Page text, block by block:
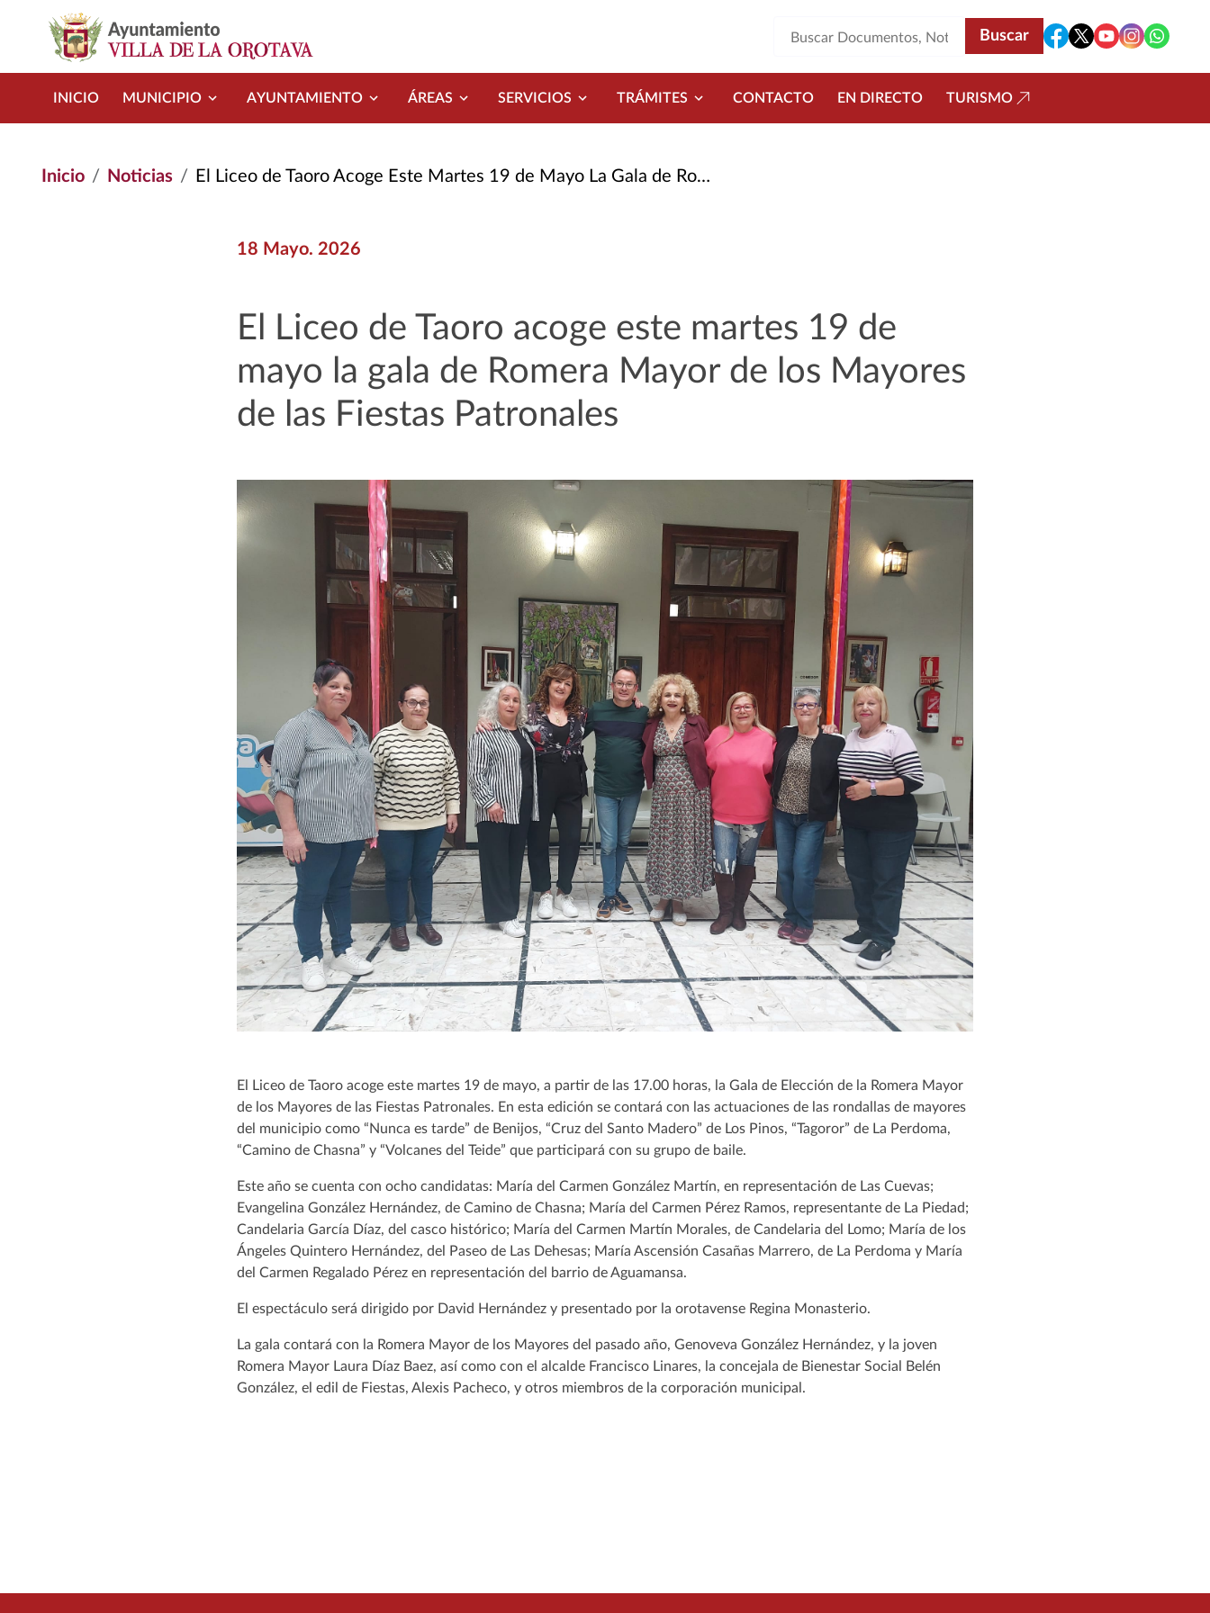
INICIO MUNICIPIO AYUNTAMIENTO ÁREAS SERVICIOS TRÁMITES CONTACTO EN DIRECTO TURISMO
Inicio Noticias El Liceo de Taoro Acoge Este Martes 19 de Mayo La Gala de Romera Mayor de Los Mayores de Las Fiestas Patronales
18 Mayo. 2026
El Liceo de Taoro acoge este martes 19 de
mayo la gala de Romera Mayor de los Mayores
de las Fiestas Patronales
El Liceo de Taoro acoge este martes 19 de mayo, a partir de las 17.00 horas, la Gala de Elección de la Romera Mayor
de los Mayores de las Fiestas Patronales. En esta edición se contará con las actuaciones de las rondallas de mayores
del municipio como “Nunca es tarde” de Benijos, “Cruz del Santo Madero” de Los Pinos, “Tagoror” de La Perdoma,
“Camino de Chasna” y “Volcanes del Teide” que participará con su grupo de baile.
Este año se cuenta con ocho candidatas: María del Carmen González Martín, en representación de Las Cuevas;
Evangelina González Hernández, de Camino de Chasna; María del Carmen Pérez Ramos, representante de La Piedad;
Candelaria García Díaz, del casco histórico; María del Carmen Martín Morales, de Candelaria del Lomo; María de los
Ángeles Quintero Hernández, del Paseo de Las Dehesas; María Ascensión Casañas Marrero, de La Perdoma y María
del Carmen Regalado Pérez en representación del barrio de Aguamansa.
El espectáculo será dirigido por David Hernández y presentado por la orotavense Regina Monasterio.
La gala contará con la Romera Mayor de los Mayores del pasado año, Genoveva González Hernández, y la joven
Romera Mayor Laura Díaz Baez, así como con el alcalde Francisco Linares, la concejala de Bienestar Social Belén
González, el edil de Fiestas, Alexis Pacheco, y otros miembros de la corporación municipal.